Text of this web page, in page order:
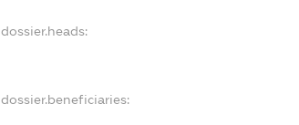
dossier.heads:
dossier.beneficiaries: